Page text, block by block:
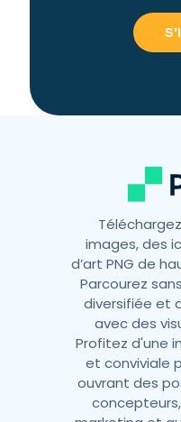
images, des
d’art PNG de
Parcourez
diversifiée et
avec des
Profitez d'une
et conviviale
ouvrant des